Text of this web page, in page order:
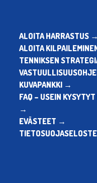
ALOITA HARRASTUS →
ALOITA
TENNIKSEN
KUVAPANKKI →
FAQ – USEIN
→
EVÄSTEET →